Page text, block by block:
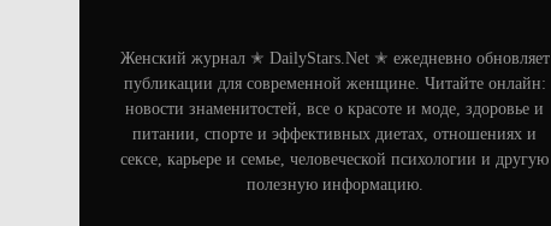
Женский журнал ✭ DailyStars.Net ✭ ежедневно обновляет
публикации для современной женщине. Читайте онлайн:
новости знаменитостей, все о красоте и моде, здоровье и
питании, спорте и эффективных диетах, отношениях и
сексе, карьере и семье, человеческой психологии и другую
полезную информацию.